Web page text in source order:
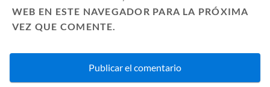
WEB EN ESTE NAVEGADOR PARA LA PRÓXIMA
VEZ QUE COMENTE.